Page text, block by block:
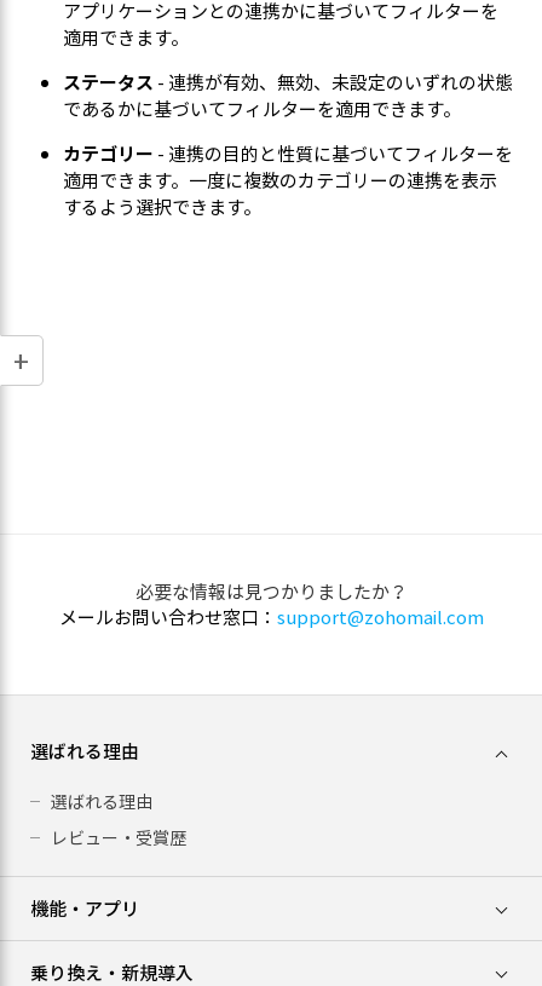
アプリケーションとの連携かに基づいてフィルターを
適用できます。
ステータス - 連携が有効、無効、未設定のいずれの状態
であるかに基づいてフィルターを適用できます。
カテゴリー - 連携の目的と性質に基づいてフィルターを
適用できます。一度に複数のカテゴリーの連携を表示
するよう選択できます。
必要な情報は見つかりましたか？
メールお問い合わせ窓口： support@zohomail.com
選ばれる理由
選ばれる理由
レビュー・受賞歴
機能・アプリ
乗り換え・新規導入